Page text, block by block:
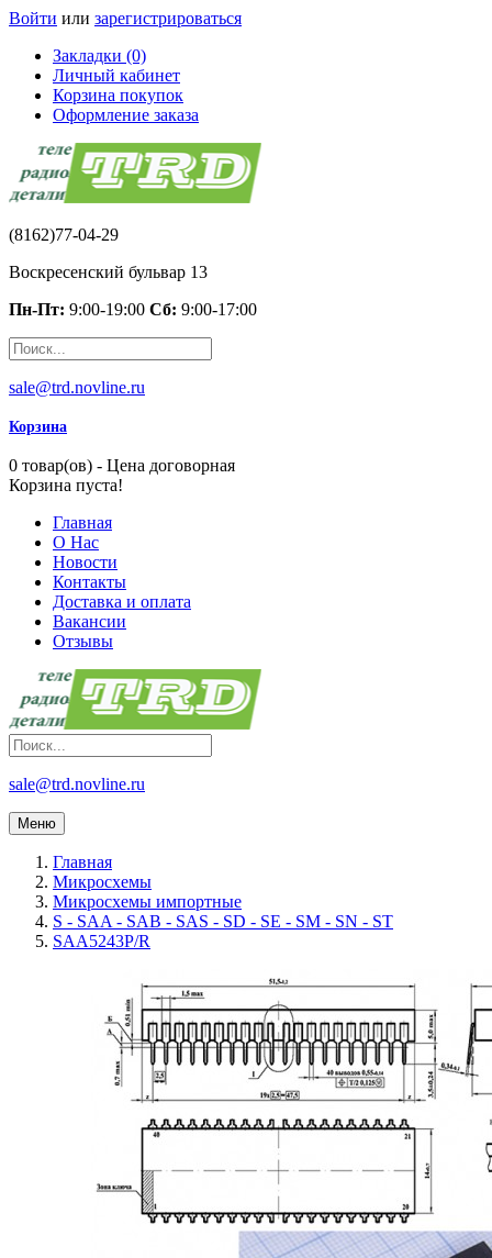
Войти или зарегистрироваться
Закладки (0)
Личный кабинет
Корзина покупок
Оформление заказа
(8162)77-04-29
Воскресенский бульвар 13
Пн-Пт: 9:00-19:00 Сб: 9:00-17:00
sale@trd.novline.ru
Корзина
0 товар(ов) - Цена договорная
Корзина пуста!
Главная
О Нас
Новости
Контакты
Доставка и оплата
Вакансии
Отзывы
sale@trd.novline.ru
Меню
Главная
Микросхемы
Микросхемы импортные
S - SAA - SAB - SAS - SD - SE - SM - SN - ST
SAA5243P/R